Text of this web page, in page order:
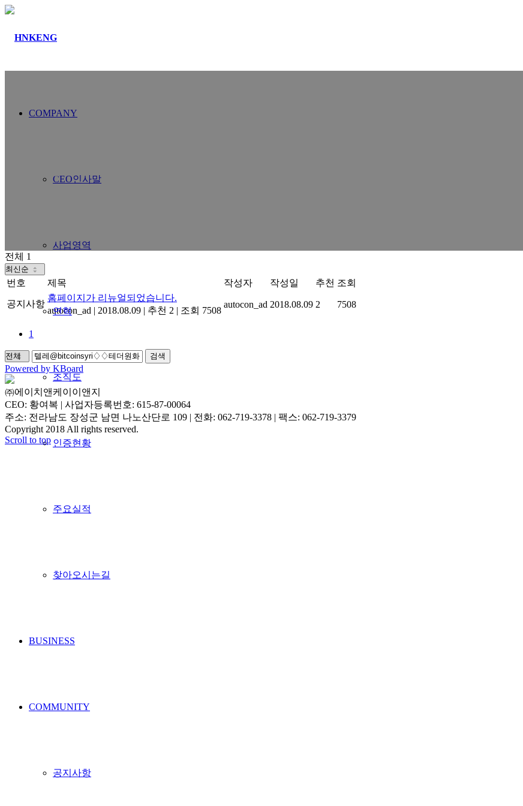
COMPANY
CEO인사말
사업영역
연혁
조직도
인증현황
주요실적
찾아오시는길
BUSINESS
COMMUNITY
공지사항
전체 1
번호 제목 작성자 작성일 추천 조회
공지사항
홈페이지가 리뉴얼되었습니다.
autocon_ad | 2018.08.09 | 추천 2 | 조회 7508
autocon_ad 2018.08.09 2 7508
1
검색
Powered by KBoard
㈜에이치앤케이이앤지
CEO: 황여복 | 사업자등록번호: 615-87-00064
주소: 전라남도 장성군 남면 나노산단로 109 | 전화: 062-719-3378 | 팩스: 062-719-3379
Copyright 2018 All rights reserved.
Scroll to top